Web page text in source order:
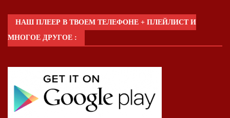
НАШ ПЛЕЕР В ТВОЕМ ТЕЛЕФОНЕ + ПЛЕЙЛИСТ И
МНОГОЕ ДРУГОЕ :